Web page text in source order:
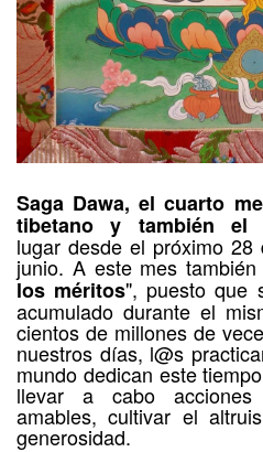
Saga Dawa, el cuarto
tibetano y también el
lugar desde el próximo
junio. A este mes
los méritos", puesto que
acumulado durante el
cientos de millones de
nuestros días, l@s
mundo dedican este
llevar a cabo
amables, cultivar el
generosidad.